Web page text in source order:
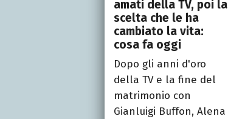
amati della TV, poi la
scelta che le ha
cambiato la vita:
cosa fa oggi
Dopo gli anni d'oro
della TV e la fine del
matrimonio con
Gianluigi Buffon, Alena